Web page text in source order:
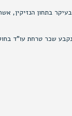
בתחון הנזיקין,